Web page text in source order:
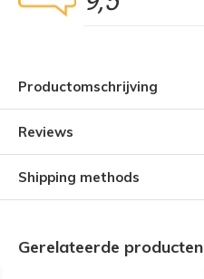
Productomschrijving
Reviews
Shipping methods
Gerelateerde producten